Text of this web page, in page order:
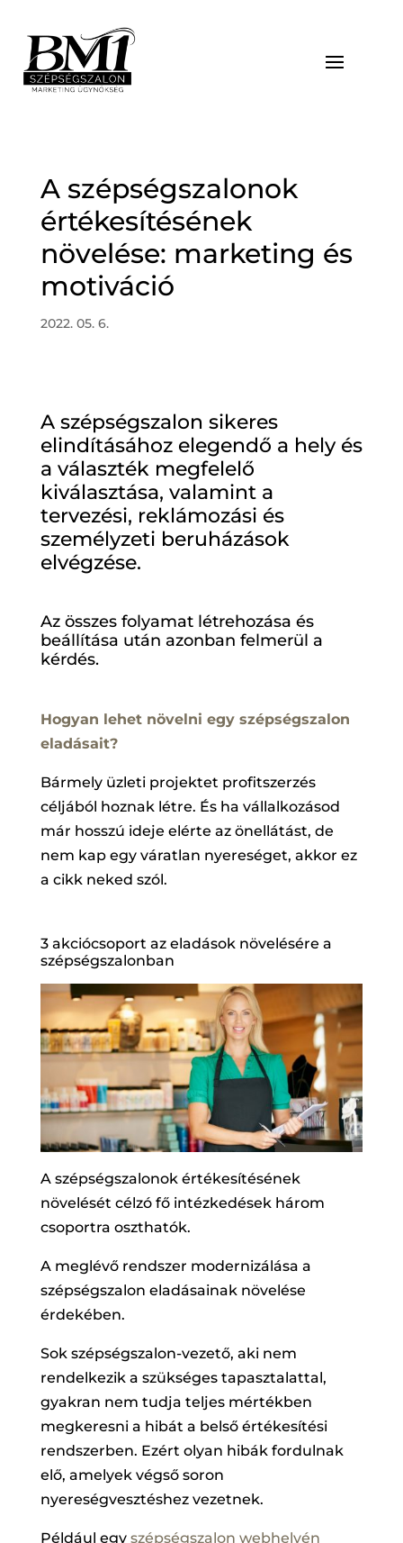
A szépségszalonok
értékesítésének
növelése: marketing és
motiváció
2022. 05. 6.
A szépségszalon sikeres
elindításához elegendő a hely és
a választék megfelelő
kiválasztása, valamint a
tervezési, reklámozási és
személyzeti beruházások
elvégzése.
Az összes folyamat létrehozása és
beállítása után azonban felmerül a
kérdés.
Hogyan lehet növelni egy szépségszalon
eladásait?
Bármely üzleti projektet profitszerzés
céljából hoznak létre. És ha vállalkozásod
már hosszú ideje elérte az önellátást, de
nem kap egy váratlan nyereséget, akkor ez
a cikk neked szól.
3 akciócsoport az eladások növelésére a
szépségszalonban
A szépségszalonok értékesítésének
növelését célzó fő intézkedések három
csoportra oszthatók.
A meglévő rendszer modernizálása a
szépségszalon eladásainak növelése
érdekében.
Sok szépségszalon-vezető, aki nem
rendelkezik a szükséges tapasztalattal,
gyakran nem tudja teljes mértékben
megkeresni a hibát a belső értékesítési
rendszerben. Ezért olyan hibák fordulnak
elő, amelyek végső soron
nyereségvesztéshez vezetnek.
Például egyszépségszalon webhelyén